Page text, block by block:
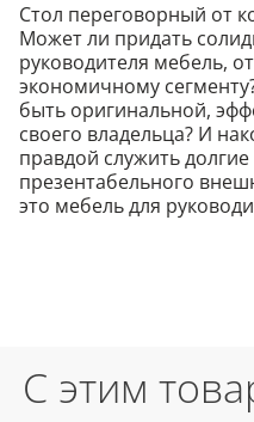
Стол переговорный от
Может ли придать
руководителя мебель,
экономичному
быть оригинальной,
своего владельца? И
правдой служить
презентабельного
это мебель для
С этим